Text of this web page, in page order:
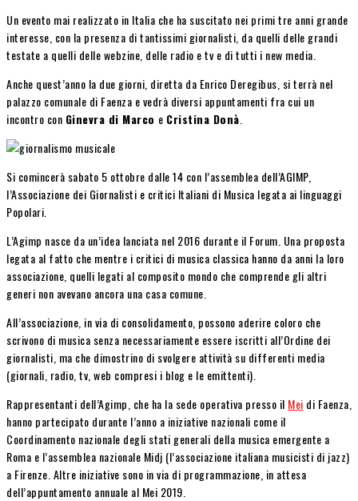
Un evento mai realizzato in Italia che ha suscitato nei primi tre anni grande
interesse, con la presenza di tantissimi giornalisti, da quelli delle grandi
testate a quelli delle webzine, delle radio e tv e di tutti i new media.
Anche quest’anno la due giorni, diretta da Enrico Deregibus, si terrà nel
palazzo comunale di Faenza e vedrà diversi appuntamenti fra cui un
incontro con Ginevra di Marco e Cristina Donà
Si comincerà sabato 5 ottobre dalle 14 con l’assemblea dell’AGIMP,
l’Associazione dei Giornalisti e critici Italiani di Musica legata ai linguaggi
Popolari.
L’Agimp nasce da un’idea lanciata nel 2016 durante il Forum. Una proposta
legata al fatto che mentre i critici di musica classica hanno da anni la loro
associazione, quelli legati al composito mondo che comprende gli altri
generi non avevano ancora una casa comune.
All’associazione, in via di consolidamento, possono aderire coloro che
scrivono di musica senza necessariamente essere iscritti all’Ordine dei
giornalisti, ma che dimostrino di svolgere attività su differenti media
(giornali, radio, tv, web compresi i blog e le emittenti).
Rappresentanti dell’Agimp, che ha la sede operativa presso il Mei di Faenza,
hanno partecipato durante l’anno a iniziative nazionali come il
Coordinamento nazionale degli stati generali della musica emergente a
Roma e l’assemblea nazionale Midj (l’associazione italiana musicisti di jazz)
a Firenze. Altre iniziative sono in via di programmazione, in attesa
dell’appuntamento annuale al Mei 2019.